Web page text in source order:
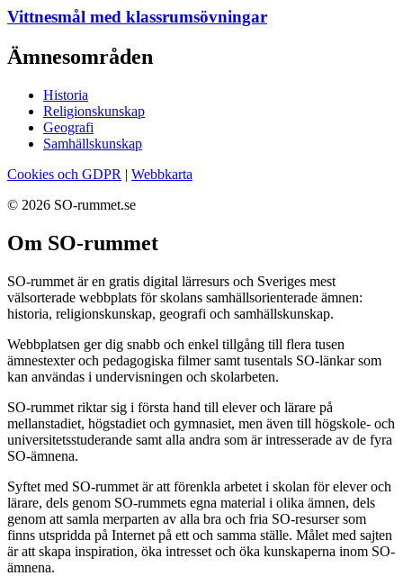
Vittnesmål med klassrumsövningar
Ämnesområden
Historia
Religionskunskap
Geografi
Samhällskunskap
Cookies och GDPR | Webbkarta
© 2026 SO-rummet.se
Om SO-rummet
SO-rummet är en gratis digital lärresurs och Sveriges mest
välsorterade webbplats för skolans samhällsorienterade ämnen:
historia, religionskunskap, geografi och samhällskunskap.
Webbplatsen ger dig snabb och enkel tillgång till flera tusen
ämnestexter och pedagogiska filmer samt tusentals SO-länkar som
kan användas i undervisningen och skolarbeten.
SO-rummet riktar sig i första hand till elever och lärare på
mellanstadiet, högstadiet och gymnasiet, men även till högskole- och
universitetsstuderande samt alla andra som är intresserade av de fyra
SO-ämnena.
Syftet med SO-rummet är att förenkla arbetet i skolan för elever och
lärare, dels genom SO-rummets egna material i olika ämnen, dels
genom att samla merparten av alla bra och fria SO-resurser som
finns utspridda på Internet på ett och samma ställe. Målet med sajten
är att skapa inspiration, öka intresset och öka kunskaperna inom SO-
ämnena.